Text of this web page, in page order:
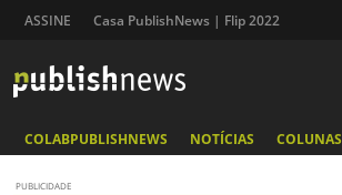
ASSINE Casa PublishNews | Flip 2022
COLABPUBLISHNEWS NOTÍCIAS COLUNAS
PUBLICIDADE